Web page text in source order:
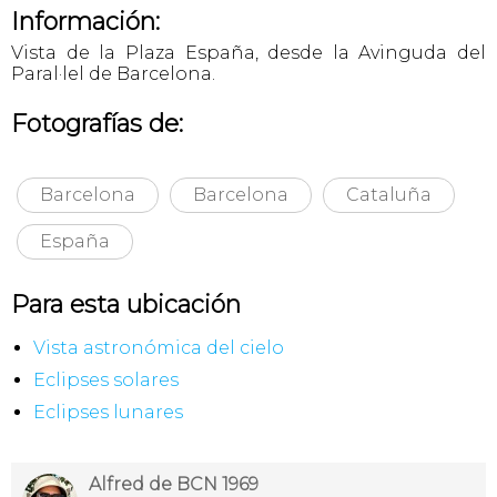
Información:
Vista de la Plaza España, desde la Avinguda del
Paral·lel de Barcelona.
Fotografías de:
Barcelona Barcelona Cataluña
España
Para esta ubicación
Vista astronómica del cielo
Eclipses solares
Eclipses lunares
Alfred de BCN 1969